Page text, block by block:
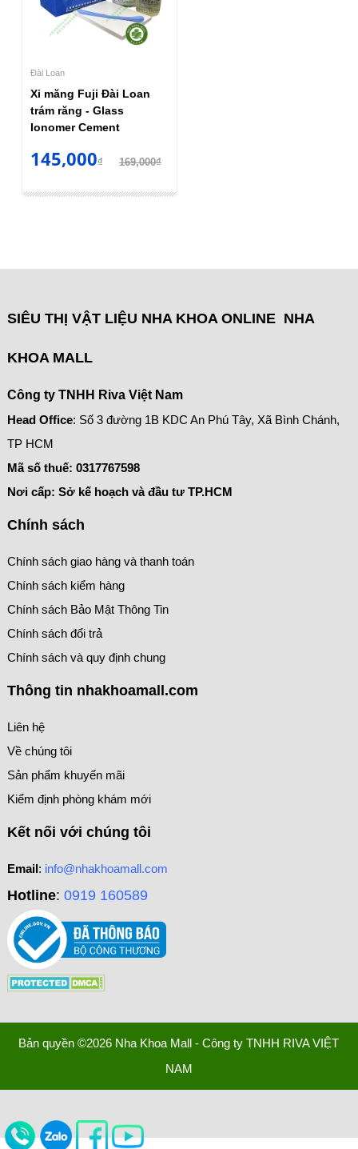
Đài Loan
Xi măng Fuji Đài Loan
trám răng - Glass
Ionomer Cement
145,000₫ 169,000₫
SIÊU THỊ VẬT LIỆU NHA KHOA ONLINE NHA
KHOA MALL
Công ty TNHH Riva Việt Nam
Head Office: Số 3 đường 1B KDC An Phú Tây, Xã Bình Chánh,
TP HCM
Mã số thuế: 0317767598
Nơi cấp: Sở kế hoạch và đầu tư TP.HCM
Chính sách
Chính sách giao hàng và thanh toán
Chính sách kiểm hàng
Chính sách Bảo Mật Thông Tin
Chính sách đổi trả
Chính sách và quy định chung
Thông tin nhakhoamall.com
Liên hệ
Về chúng tôi
Sản phẩm khuyến mãi
Kiểm định phòng khám mới
Kết nối với chúng tôi
Email: info@nhakhoamall.com
Hotline: 0919 160589
Bản quyền ©2026 Nha Khoa Mall - Công ty TNHH RIVA VIỆT
NAM